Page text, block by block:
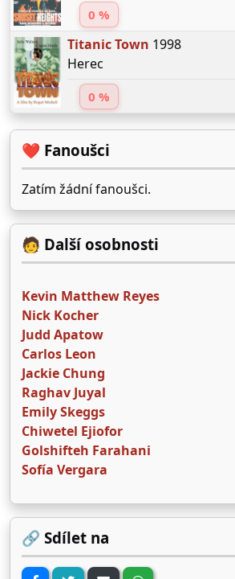
0 %
Titanic Town 1998
Herec
0 %
❤️ Fanoušci
Zatím žádní fanoušci.
🧑 Další osobnosti
Kevin Matthew Reyes
Nick Kocher
Judd Apatow
Carlos Leon
Jackie Chung
Raghav Juyal
Emily Skeggs
Chiwetel Ejiofor
Golshifteh Farahani
Sofía Vergara
🔗 Sdílet na